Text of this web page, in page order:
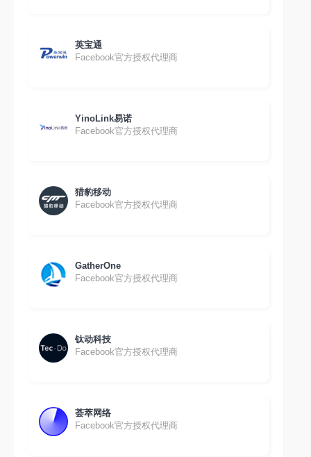
英宝通
Facebook官方授权代理商
YinoLink易诺
Facebook官方授权代理商
猎豹移动
Facebook官方授权代理商
GatherOne
Facebook官方授权代理商
钛动科技
Facebook官方授权代理商
荟萃网络
Facebook官方授权代理商